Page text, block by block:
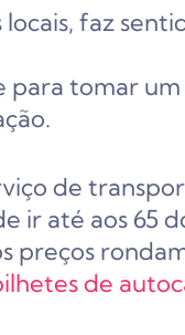
faz
para tomar
de
ir até aos 65
de